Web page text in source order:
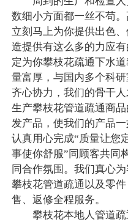
数细小方面都一丝不苟
立刻马上为你提供出色
造提供有这么多的力应
定为你攀枝花疏通下水
量富厚，与国内多个科
齐心协力，我们的骨干
生产攀枝花管道疏通商
发产品，使我们的产品一
认真用心完成“质量让您
事使你舒服”同顾客共同
同合作氛围。我们真心
攀枝花管道疏通以及零
售、返修全程服务。
攀枝花本地人管道疏